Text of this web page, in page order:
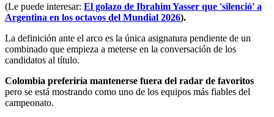
(Le puede interesar: El golazo de Ibrahim Yasser que 'silenció' a
Argentina en los octavos del Mundial 2026).
La definición ante el arco es la única asignatura pendiente de un
combinado que empieza a meterse en la conversación de los
candidatos al título.
Colombia preferiría mantenerse fuera del radar de favoritos
pero se está mostrando como uno de los equipos más fiables del
campeonato.